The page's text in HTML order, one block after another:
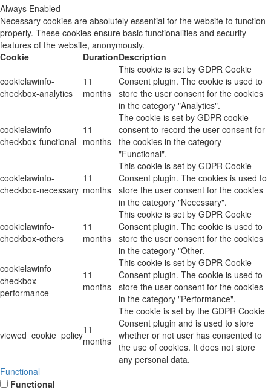
Always Enabled
Necessary cookies are absolutely essential for the website to function
properly. These cookies ensure basic functionalities and security
features of the website, anonymously.
Cookie
DurationDescription
cookielawinfo-
checkbox-analytics
11
months
This cookie is set by GDPR Cookie
Consent plugin. The cookie is used to
store the user consent for the cookies
in the category "Analytics".
cookielawinfo-
checkbox-functional
11
months
The cookie is set by GDPR cookie
consent to record the user consent for
the cookies in the category
"Functional".
cookielawinfo-
checkbox-necessary
11
months
This cookie is set by GDPR Cookie
Consent plugin. The cookies is used to
store the user consent for the cookies
in the category "Necessary".
cookielawinfo-
checkbox-others
11
months
This cookie is set by GDPR Cookie
Consent plugin. The cookie is used to
store the user consent for the cookies
in the category "Other.
cookielawinfo-
checkbox-
performance
11
months
This cookie is set by GDPR Cookie
Consent plugin. The cookie is used to
store the user consent for the cookies
in the category "Performance".
viewed_cookie_policy11
months
The cookie is set by the GDPR Cookie
Consent plugin and is used to store
whether or not user has consented to
the use of cookies. It does not store
any personal data.
Functional
Functional